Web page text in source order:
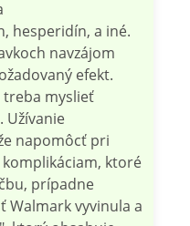
hesperidín, a iné.
navzájom
efekt.
treba myslieť
Užívanie
napomôcť pri
ktoré
prípadne
Walmark vyvinula a